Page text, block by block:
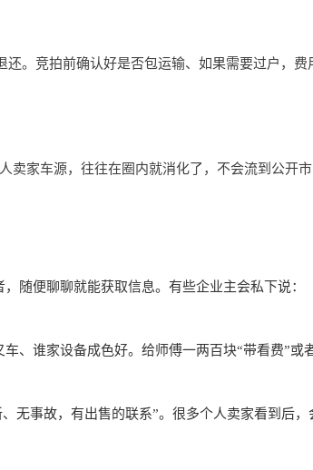
。竞拍前确认好是否包运输、如果需要过户，费
卖家车源，往往在圈内就消化了，不会流到公开市
随便聊聊就能获取信息。有些企业主会私下说：
、谁家设备成色好。给师傅一两百块“带看费”或
无事故，有出售的联系”。很多个人卖家看到后，